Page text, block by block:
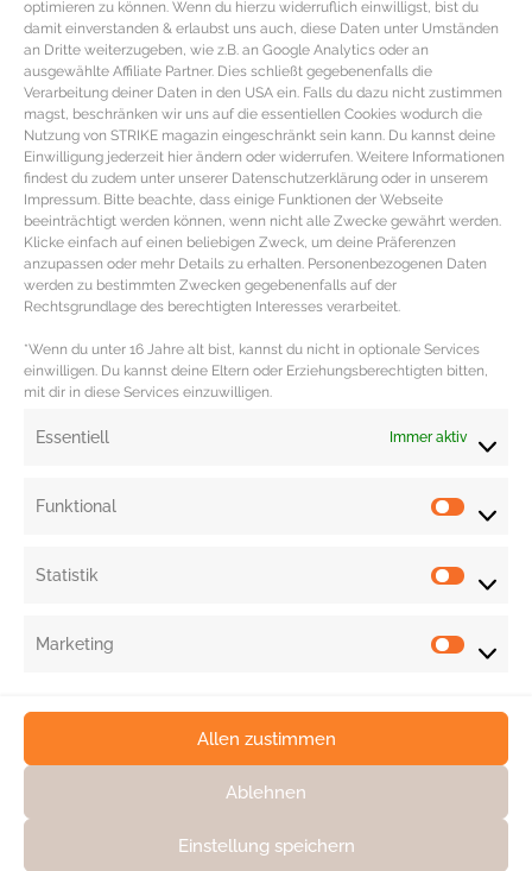
optimieren zu können. Wenn du hierzu widerruflich einwilligst, bist du
damit einverstanden & erlaubst uns auch, diese Daten unter Umständen
an Dritte weiterzugeben, wie z.B. an Google Analytics oder an
ausgewählte Affiliate Partner. Dies schließt gegebenenfalls die
Verarbeitung deiner Daten in den USA ein. Falls du dazu nicht zustimmen
magst, beschränken wir uns auf die essentiellen Cookies wodurch die
Nutzung von STRIKE magazin eingeschränkt sein kann. Du kannst deine
Einwilligung jederzeit hier ändern oder widerrufen. Weitere Informationen
findest du zudem unter unserer Datenschutzerklärung oder in unserem
Impressum. Bitte beachte, dass einige Funktionen der Webseite
beeinträchtigt werden können, wenn nicht alle Zwecke gewährt werden.
Klicke einfach auf einen beliebigen Zweck, um deine Präferenzen
anzupassen oder mehr Details zu erhalten. Personenbezogenen Daten
werden zu bestimmten Zwecken gegebenenfalls auf der
Rechtsgrundlage des berechtigten Interesses verarbeitet.
*Wenn du unter 16 Jahre alt bist, kannst du nicht in optionale Services
einwilligen. Du kannst deine Eltern oder Erziehungsberechtigten bitten,
mit dir in diese Services einzuwilligen.
Essentiell Immer aktiv
Funktional
Statistik
Marketing
Allen zustimmen
Ablehnen
Einstellung speichern
zum später Drüberstreuen. Nun noch die Butter hinzufügen, den Großteil des
Parmesans fein drüber reiben, den Saft einer kleinen halben Zitrone
dazugeben und noch mal alles verrühren. Zum Schluss noch mal mit Salz
und Pfeffer abschmecken. Bei Bedarf noch etwas mehr heißes Wasser
einrühren. Das Risotto auf Teller verteilen, die großen Parmesanhobel und
den restlichen Thymian über das Risotto streuen.
Kleiner Risotto Tipp: Wer Trüffel liebt, kann dem Risotto auch etwas
Trüffelbutter oder Trüffelöl hinzufügen. Ein bisschen Rucolasalat passt
ebenfalls gut dazu.
vegetarisch und perfekt für die saisonale Herbstküche.
Redaktion: Nina Ilnseher | Fotocredit: Shutterstock